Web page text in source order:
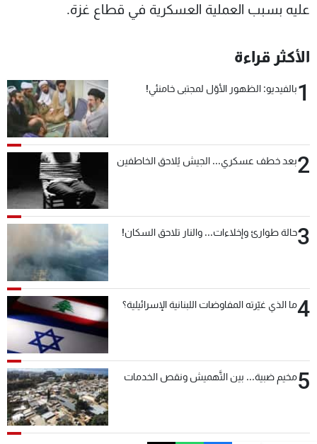
عليه بسبب العملية العسكرية في قطاع غزة.
الأكثر قراءة
1بالفيديو: الظهور الأوّل لمجتبى خامنئي!
2بعد خطف عسكري... الجيش يُلاحق الخاطفين
3حالة طوارئ وإخلاءات... والنار تلاحق السكان!
4ما الذي غيّرته المفاوضات اللبنانية الإسرائيلية؟
5مخيم ضبية... بين التَّهميش ونقص الخدمات